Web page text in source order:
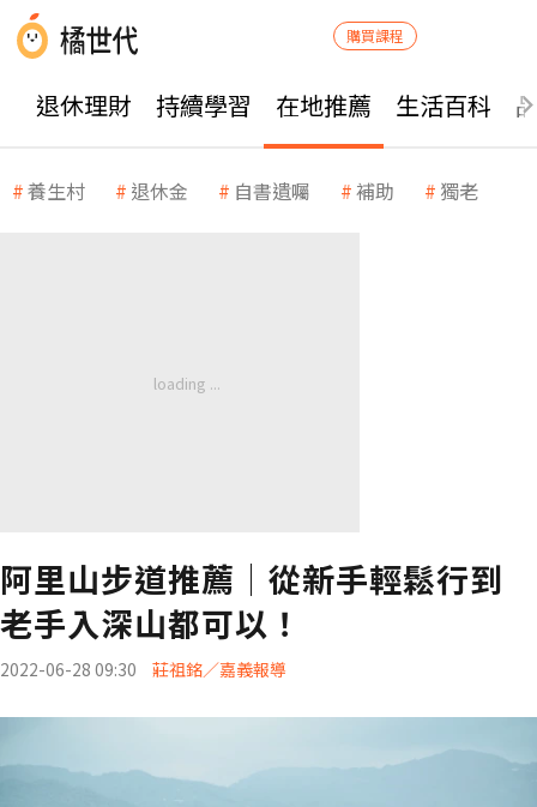
購買課程
退休理財 持續學習 在地推薦 生活百科
養生村 退休金 自書遺囑 補助 獨老
阿里山步道推薦│從新手輕鬆行到
老手入深山都可以！
2022-06-28 09:30 莊祖銘／嘉義報導